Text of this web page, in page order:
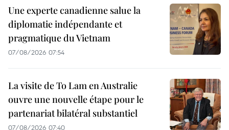
Une experte canadienne salue la
diplomatie indépendante et
pragmatique du Vietnam
07/08/2026 07:54
La visite de To Lam en Australie
ouvre une nouvelle étape pour le
partenariat bilatéral substantiel
07/08/2026 07:40